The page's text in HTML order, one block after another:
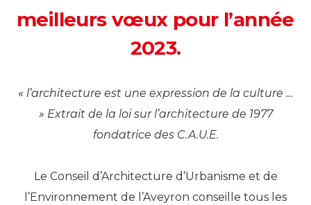
meilleurs vœux pour l’année
2023.
« l’architecture est une expression de la culture …
» Extrait de la loi sur l’architecture de 1977
fondatrice des C.A.U.E.
Le Conseil d’Architecture d’Urbanisme et de
l’Environnement de l’Aveyron conseille tous les